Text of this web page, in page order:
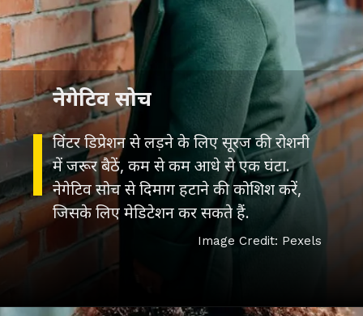
विंटर डिप्रेशन से लड़ने के लिए सूरज की रोशनी
में जरूर बैठें, कम से कम आधे से एक घंटा.
नेगेटिव सोच से दिमाग हटाने की कोशिश करें,
जिसके लिए मेडिटेशन कर सकते हैं.
नेगेटिव सोच
Image Credit: Pexels